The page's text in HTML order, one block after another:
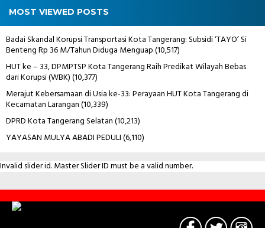
MOST VIEWED POSTS
Badai Skandal Korupsi Transportasi Kota Tangerang: Subsidi ‘TAYO’ Si
Benteng Rp 36 M/Tahun Diduga Menguap(10,517)
HUT ke – 33, DPMPTSP Kota Tangerang Raih Predikat Wilayah Bebas
dari Korupsi (WBK)(10,377)
Merajut Kebersamaan di Usia ke-33: Perayaan HUT Kota Tangerang di
Kecamatan Larangan(10,339)
DPRD Kota Tangerang Selatan(10,213)
YAYASAN MULYA ABADI PEDULI(6,110)
Invalid slider id. Master Slider ID must be a valid number.
Contact
Us